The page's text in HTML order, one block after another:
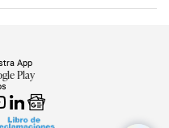
App
Play